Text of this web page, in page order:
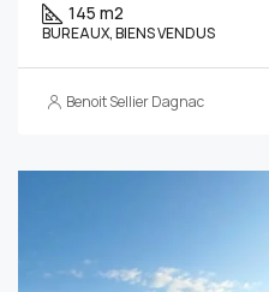
145 m2
BUREAUX, BIENS VENDUS
Benoit Sellier Dagnac